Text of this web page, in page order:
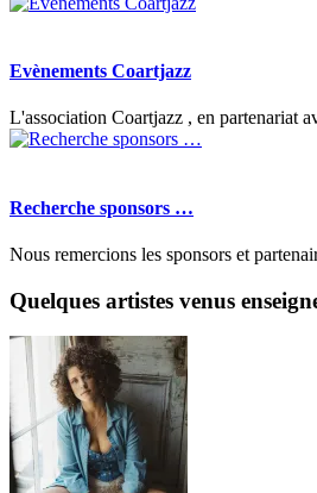
Evènements Coartjazz
L'association Coartjazz , en partenariat
Recherche sponsors …
Nous remercions les sponsors et
Quelques artistes venus